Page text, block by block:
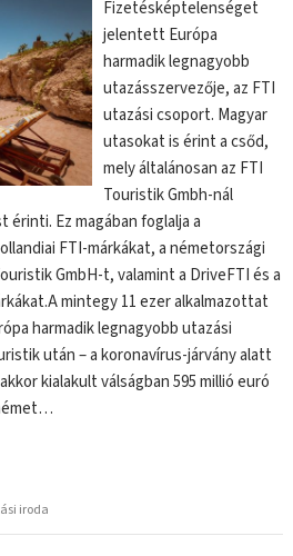
Fizetésképtelenséget
jelentett Európa
harmadik legnagyobb
utazásszervezője, az FTI
utazási csoport. Magyar
utasokat is érint a csőd,
mely általánosan az FTI
Touristik Gmbh-nál
Ez magában foglalja a
FTI-márkákat, a németországi
GmbH-t, valamint a DriveFTI és a
mintegy 11 ezer alkalmazottat
harmadik legnagyobb utazási
után – a koronavírus-járvány alatt
kialakult válságban 595 millió euró
iroda